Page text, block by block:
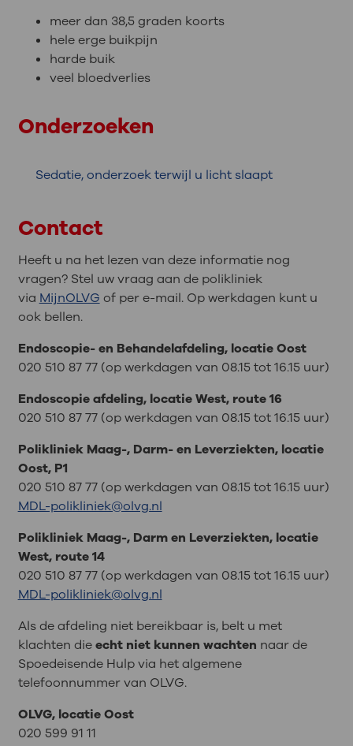
meer dan 38,5 graden koorts
hele erge buikpijn
harde buik
veel bloedverlies
Onderzoeken
Sedatie, onderzoek terwijl u licht slaapt
Contact
Heeft u na het lezen van deze informatie nog
vragen? Stel uw vraag aan de polikliniek
via MijnOLVG of per e-mail. Op werkdagen kunt u
ook bellen.
Endoscopie- en Behandelafdeling, locatie Oost
020 510 87 77 (op werkdagen van 08.15 tot 16.15 uur)
Endoscopie afdeling, locatie West, route 16
020 510 87 77 (op werkdagen van 08.15 tot 16.15 uur)
Polikliniek Maag-, Darm- en Leverziekten, locatie
Oost, P1
020 510 87 77 (op werkdagen van 08.15 tot 16.15 uur)
MDL-polikliniek@olvg.nl
Polikliniek Maag-, Darm en Leverziekten, locatie
West, route 14
020 510 87 77 (op werkdagen van 08.15 tot 16.15 uur)
MDL-polikliniek@olvg.nl
Als de afdeling niet bereikbaar is, belt u met
klachten dieecht niet kunnen wachten naar de
Spoedeisende Hulp via het algemene
telefoonnummer van OLVG.
OLVG, locatie Oost
020 599 91 11